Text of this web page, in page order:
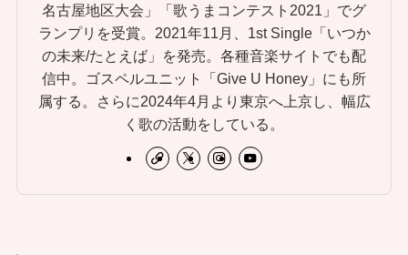
名古屋地区大会」「歌うまコンテスト2021」でグ
ランプリを受賞。2021年11月、1st Single「いつか
の未来/たとえば」を発売。各種音楽サイトでも配
信中。ゴスペルユニット「Give U Honey」にも所
属する。さらに2024年4月より東京へ上京し、幅広
く歌の活動をしている。